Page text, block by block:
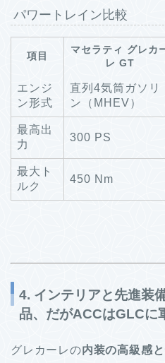
パワートレイン比較
項目
マセラティ グレカ
レ GT
エンジ
ン形式
直列4気筒ガソリ
ン（MHEV）
最高出
力
300 PS
最大ト
ルク
450 Nm
4. インテリアと先進装
品、だがACCはGLCに
グレカーレの内装の高級感